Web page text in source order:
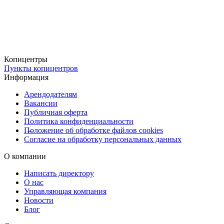
тематические носки на праздники и акции.
Печать возможна на носках разных моделей: классических,
укороченных, спортивных, утеплённых и дизайнерских.
Удобная доставка по всей России
Получить заказ можно любым удобным способом:
Бесплатно в пунктах выдачи Copy.ru
✔
Copy.ru — стильное решение для печати на носках. Выделяйтесь
вместе с нами!
Копицентры
Пункты копицентров
Информация
Арендодателям
Вакансии
Публичная оферта
Политика конфиденциальности
Положение об обработке файлов cookies
Согласие на обработку персональных данных
О компании
Написать директору
О нас
Управляющая компания
Новости
Блог